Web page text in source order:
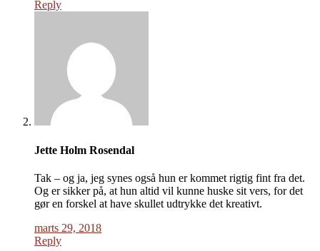
Reply
Jette Holm Rosendal
Tak – og ja, jeg synes også hun er kommet rigtig fint fra det.
Og er sikker på, at hun altid vil kunne huske sit vers, for det
gør en forskel at have skullet udtrykke det kreativt.
marts 29, 2018
Reply